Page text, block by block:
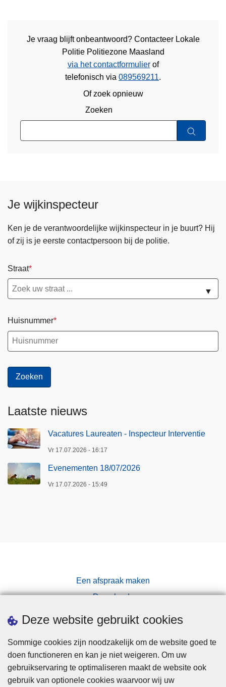
Deze website gebruikt cookies
Sommige cookies zijn noodzakelijk om de website goed te
doen functioneren en kan je niet weigeren. Om uw
gebruikservaring te optimaliseren maakt de website ook
gebruik van optionele cookies waarvoor wij uw
Je vraag blijft onbeantwoord? Contacteer Lokale
Politie Politiezone Maasland
via het contactformulierof
telefonisch via 089569211.
Of zoek opnieuw
Zoeken
Je wijkinspecteur
Ken je de verantwoordelijke wijkinspecteur in je buurt? Hij
of zij is je eerste contactpersoon bij de politie.
Straat
▼
Huisnummer
Laatste nieuws
Vacatures Laureaten - Inspecteur Interventie
Vr 17.07.2026 - 16:17
Evenementen 18/07/2026
Vr 17.07.2026 - 15:49
Een afspraak maken
Downloads